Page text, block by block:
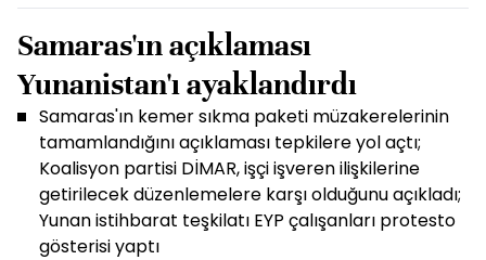
Samaras'ın açıklaması
Yunanistan'ı ayaklandırdı
Samaras'ın kemer sıkma paketi müzakerelerinin
tamamlandığını açıklaması tepkilere yol açtı;
Koalisyon partisi DİMAR, işçi işveren ilişkilerine
getirilecek düzenlemelere karşı olduğunu açıkladı;
Yunan istihbarat teşkilatı EYP çalışanları protesto
gösterisi yaptı